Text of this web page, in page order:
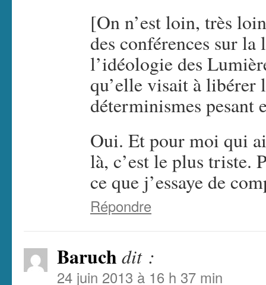
[On n’est loin, très
des conférences sur
l’idéologie des
qu’elle visait à libérer
déterminismes pesant
Oui. Et pour moi qui
là, c’est le plus triste.
ce que j’essaye de
Répondre
Baruch dit :
24 juin 2013 à 16 h 37 min